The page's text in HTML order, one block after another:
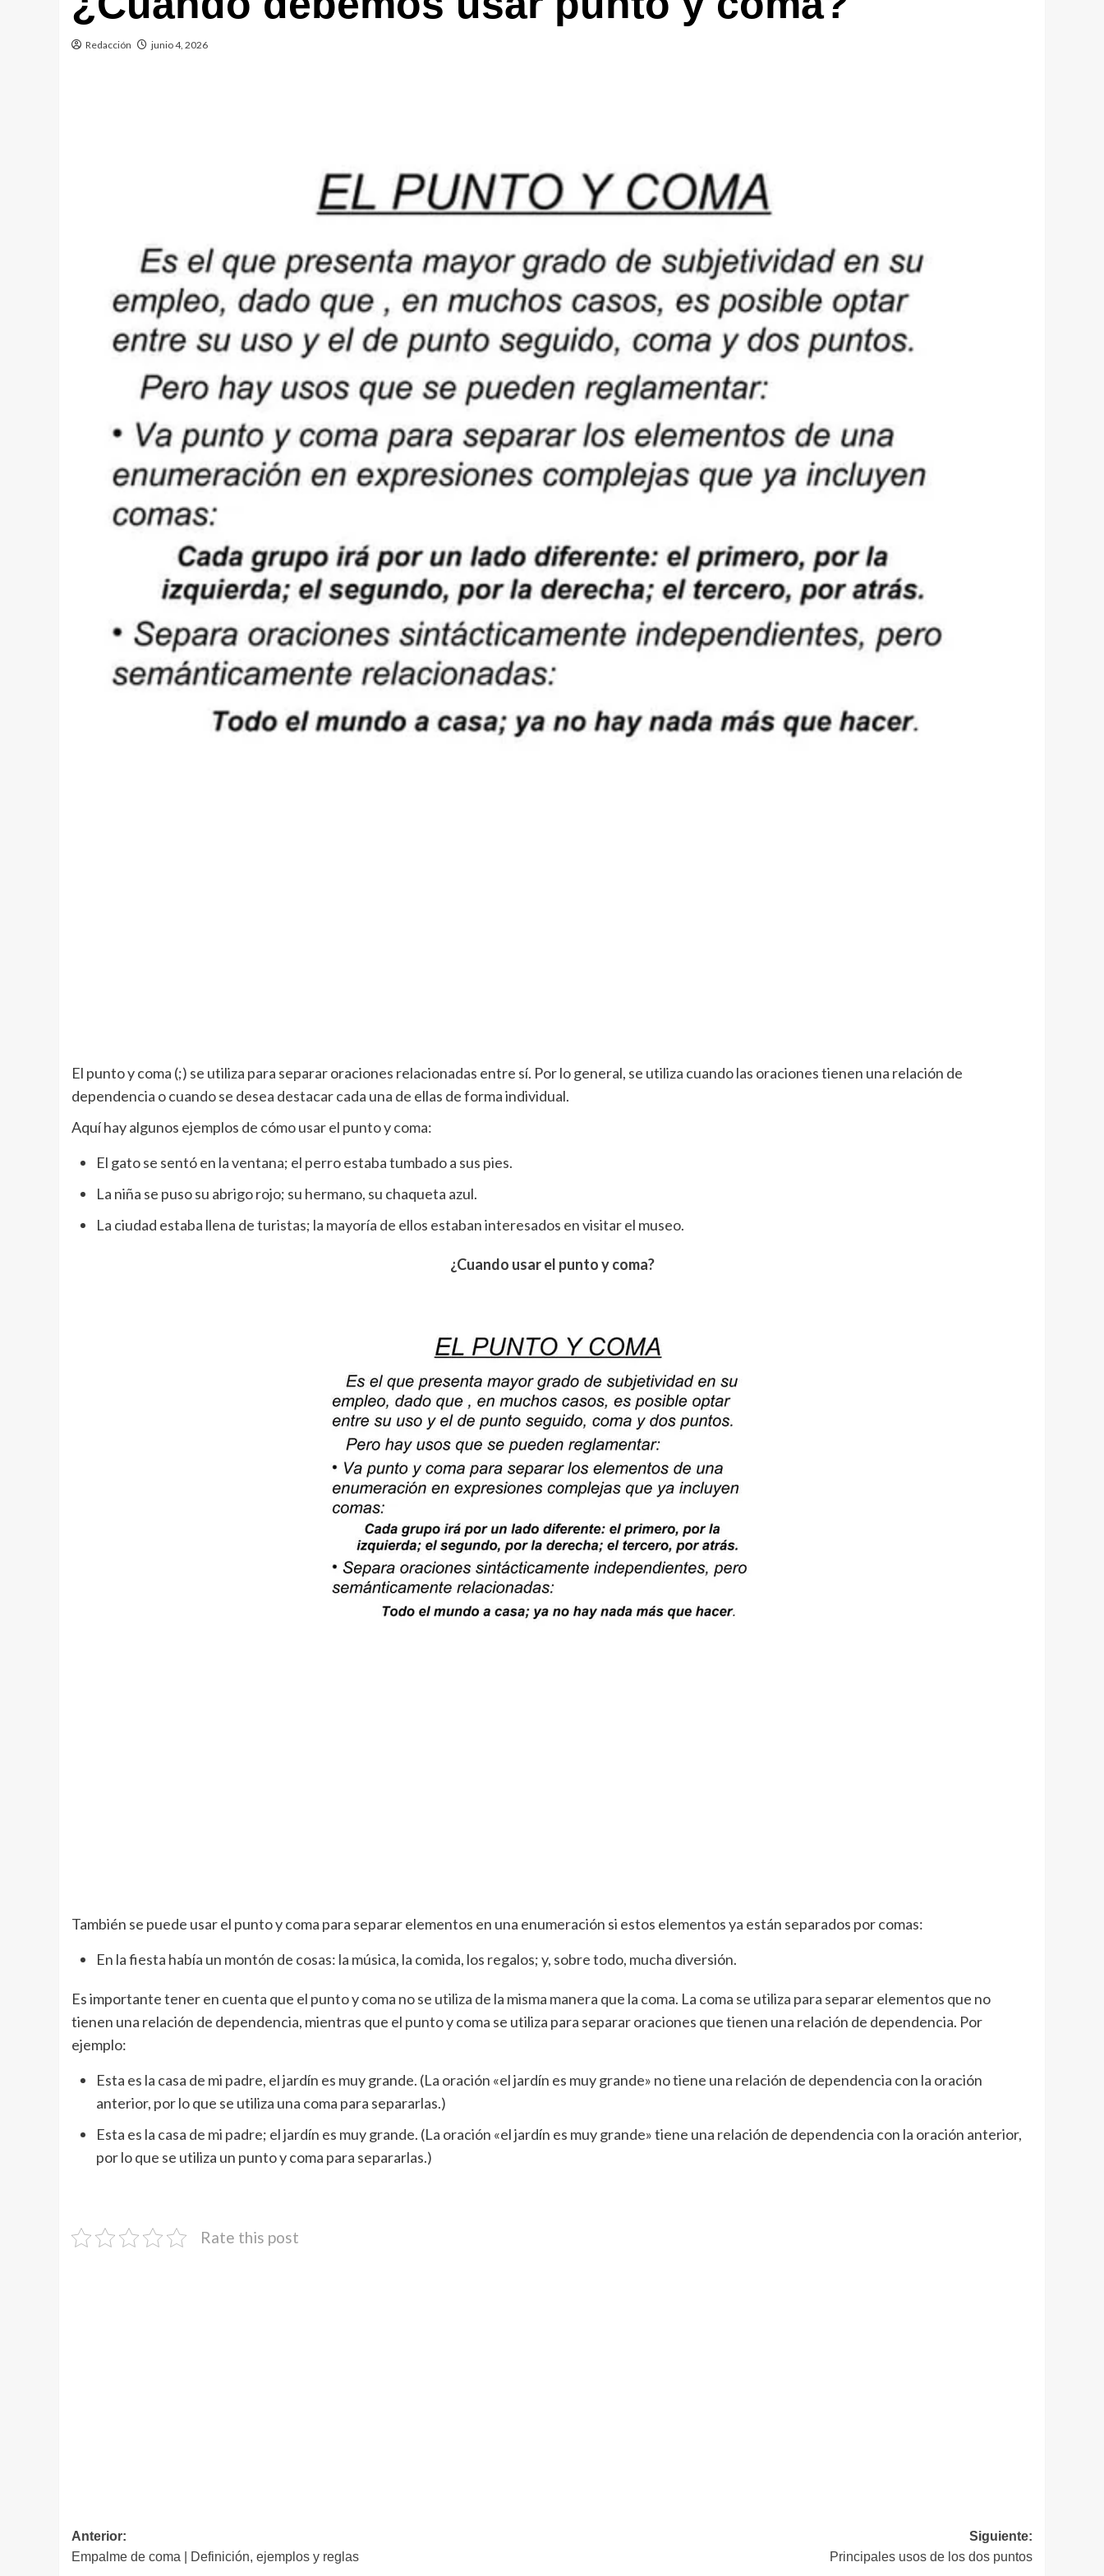
Redacción junio 4, 2026
El punto y coma (;) se utiliza para separar oraciones relacionadas entre sí. Por lo general, se utiliza cuando las oraciones tienen una relación de
dependencia o cuando se desea destacar cada una de ellas de forma individual.
Aquí hay algunos ejemplos de cómo usar el punto y coma:
El gato se sentó en la ventana; el perro estaba tumbado a sus pies.
La niña se puso su abrigo rojo; su hermano, su chaqueta azul.
La ciudad estaba llena de turistas; la mayoría de ellos estaban interesados en visitar el museo.
¿Cuando usar el punto y coma?
También se puede usar el punto y coma para separar elementos en una enumeración si estos elementos ya están separados por comas:
En la fiesta había un montón de cosas: la música, la comida, los regalos; y, sobre todo, mucha diversión.
Es importante tener en cuenta que el punto y coma no se utiliza de la misma manera que la coma. La coma se utiliza para separar elementos que no
tienen una relación de dependencia, mientras que el punto y coma se utiliza para separar oraciones que tienen una relación de dependencia. Por
ejemplo:
Esta es la casa de mi padre, el jardín es muy grande. (La oración «el jardín es muy grande» no tiene una relación de dependencia con la oración
anterior, por lo que se utiliza una coma para separarlas.)
Esta es la casa de mi padre; el jardín es muy grande. (La oración «el jardín es muy grande» tiene una relación de dependencia con la oración anterior,
por lo que se utiliza un punto y coma para separarlas.)
Rate this post
Navegación
de
Anterior:
Empalme de coma | Definición, ejemplos y reglas
Siguiente:
Principales usos de los dos puntos